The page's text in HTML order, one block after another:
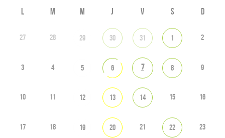
L M M J V S D
27 28 29 30 31 1 2
3 4 5 6 7 8 9
10 11 12 13 14 15 16
17 18 19 20 21 22 23